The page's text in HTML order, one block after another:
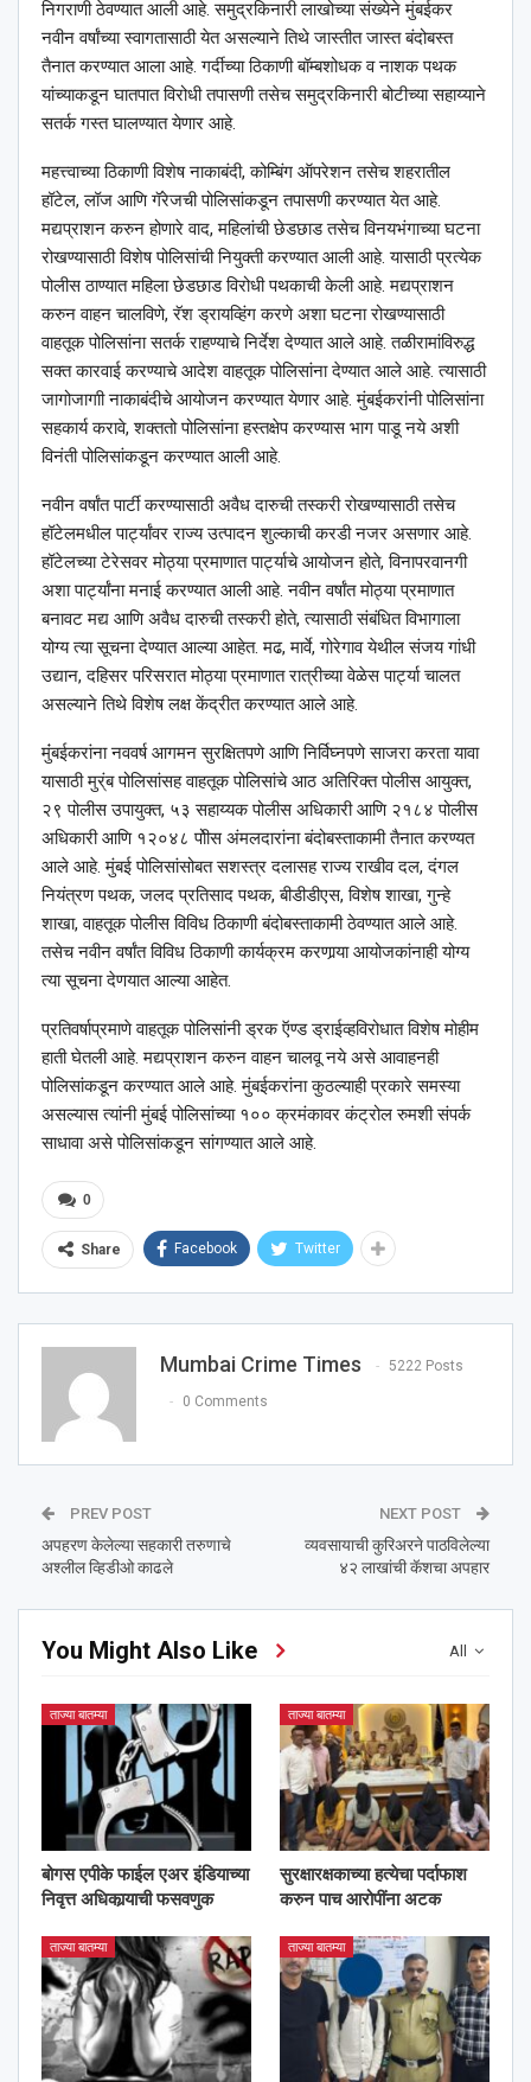
निगराणी ठेवण्यात आली आहे. समुद्रकिनारी लाखोच्या संख्येने मुंबईकर
नवीन वर्षांच्या स्वागतासाठी येत असल्याने तिथे जास्तीत जास्त बंदोबस्त
तैनात करण्यात आला आहे. गर्दीच्या ठिकाणी बॉम्बशोधक व नाशक पथक
यांच्याकडून घातपात विरोधी तपासणी तसेच समुद्रकिनारी बोटीच्या सहाय्याने
सतर्क गस्त घालण्यात येणार आहे.
महत्त्वाच्या ठिकाणी विशेष नाकाबंदी, कोम्बिंग ऑपरेशन तसेच शहरातील
हॉटेल, लॉज आणि गॅरेजची पोलिसांकडून तपासणी करण्यात येत आहे.
मद्यप्राशन करुन होणारे वाद, महिलांची छेडछाड तसेच विनयभंगाच्या घटना
रोखण्यासाठी विशेष पोलिसांची नियुक्ती करण्यात आली आहे. यासाठी प्रत्येक
पोलीस ठाण्यात महिला छेडछाड विरोधी पथकाची केली आहे. मद्यप्राशन
करुन वाहन चालविणे, रॅश ड्रायव्हिंग करणे अशा घटना रोखण्यासाठी
वाहतूक पोलिसांना सतर्क राहण्याचे निर्देश देण्यात आले आहे. तळीरामांविरुद्ध
सक्त कारवाई करण्याचे आदेश वाहतूक पोलिसांना देण्यात आले आहे. त्यासाठी
जागोजागाी नाकाबंदीचे आयोजन करण्यात येणार आहे. मुंबईकरांनी पोलिसांना
सहकार्य करावे, शक्ततो पोलिसांना हस्तक्षेप करण्यास भाग पाडू नये अशी
विनंती पोलिसांकडून करण्यात आली आहे.
नवीन वर्षांत पार्टी करण्यासाठी अवैध दारुची तस्करी रोखण्यासाठी तसेच
हॉटेलमधील पार्ट्यांवर राज्य उत्पादन शुल्काची करडी नजर असणार आहे.
हॉटेलच्या टेरेसवर मोठ्या प्रमाणात पार्ट्याचे आयोजन होते, विनापरवानगी
अशा पार्ट्यांना मनाई करण्यात आली आहे. नवीन वर्षांत मोठ्या प्रमाणात
बनावट मद्य आणि अवैध दारुची तस्करी होते, त्यासाठी संबंधित विभागाला
योग्य त्या सूचना देण्यात आल्या आहेत. मढ, मार्वे, गोरेगाव येथील संजय गांधी
उद्यान, दहिसर परिसरात मोठ्या प्रमाणात रात्रीच्या वेळेस पार्ट्या चालत
असल्याने तिथे विशेष लक्ष केंद्रीत करण्यात आले आहे.
मुंंबईकरांना नववर्ष आगमन सुरक्षितपणे आणि निर्विघ्नपणे साजरा करता यावा
यासाठी मुर्ंब पोलिसांसह वाहतूक पोलिसांचे आठ अतिरिक्त पोलीस आयुक्त,
२९ पोलीस उपायुक्त, ५३ सहाय्यक पोलीस अधिकारी आणि २१८४ पोलीस
अधिकारी आणि १२०४८ पोीस अंमलदारांना बंदोबस्ताकामी तैनात करण्यत
आले आहे. मुंबई पोलिसांसोबत सशस्त्र दलासह राज्य राखीव दल, दंगल
नियंत्रण पथक, जलद प्रतिसाद पथक, बीडीडीएस, विशेष शाखा, गुन्हे
शाखा, वाहतूक पोलीस विविध ठिकाणी बंदोबस्ताकामी ठेवण्यात आले आहे.
तसेच नवीन वर्षांत विविध ठिकाणी कार्यक्रम करणार्‍या आयोजकांनाही योग्य
त्या सूचना देणयात आल्या आहेत.
प्रतिवर्षाप्रमाणे वाहतूक पोलिसांनी ड्रक ऍण्ड ड्राईव्हविरोधात विशेष मोहीम
हाती घेतली आहे. मद्यप्राशन करुन वाहन चालवू नये असे आवाहनही
पोलिसांकडून करण्यात आले आहे. मुंबईकरांना कुठल्याही प्रकारे समस्या
असल्यास त्यांनी मुंबई पोलिसांच्या १०० क्रमंकावर कंट्रोल रुमशी संपर्क
साधावा असे पोलिसांकडून सांगण्यात आले आहे.
0
Share Facebook Twitter
Mumbai Crime Times 5222 Posts
0 Comments
PREV POST
अपहरण केलेल्या सहकारी तरुणाचे
अश्‍लील व्हिडीओ काढले
NEXT POST
व्यवसायाची कुरिअरने पाठविलेल्या
४२ लाखांची कॅशचा अपहार
All
You Might Also Like
ताज्या बातम्या
बोगस एपीके फाईल एअर इंडियाच्या
निवृत्त अधिकार्‍याची फसवणुक
ताज्या बातम्या
सुरक्षारक्षकाच्या हत्येचा पर्दाफाश
करुन पाच आरोपींना अटक
ताज्या बातम्या ताज्या बातम्या